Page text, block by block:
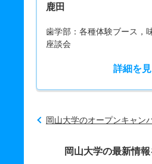
鹿田
歯学部：各種体験ブース，
座談会
詳細を
岡山大学のオープンキャン
岡山大学の最新情